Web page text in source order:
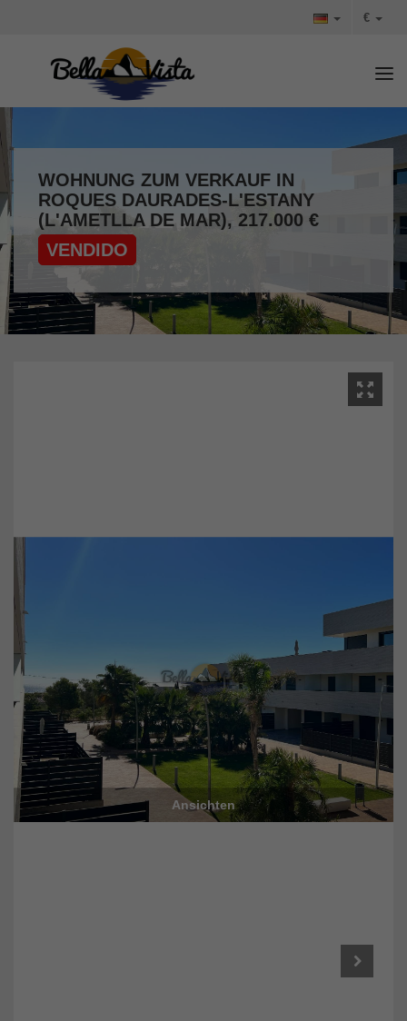
€
WOHNUNG ZUM VERKAUF IN
ROQUES DAURADES-L'ESTANY
(L'AMETLLA DE MAR), 217.000 €
VENDIDO
Ansichten